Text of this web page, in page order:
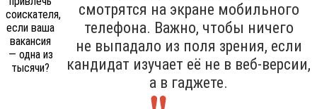
смотрятся на экране мобильного
телефона. Важно, чтобы ничего
не выпадало из поля зрения, если
кандидат изучает её не в веб-версии,
а в гаджете.